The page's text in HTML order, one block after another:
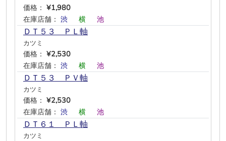
価格： ¥1,980
在庫店舗： 渋 横 池
ＤＴ５３ ＰＬ軸
カツミ
価格： ¥2,530
在庫店舗： 渋 横 池
ＤＴ５３ ＰＶ軸
カツミ
価格： ¥2,530
在庫店舗： 渋 横 池
ＤＴ６１ ＰＬ軸
カツミ